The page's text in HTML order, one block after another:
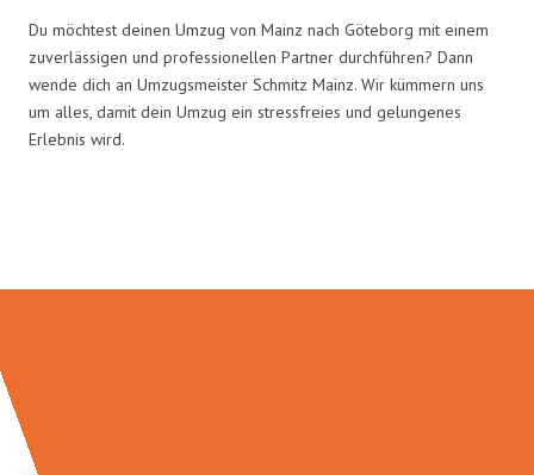
Du möchtest deinen Umzug von Mainz nach Göteborg mit einem
zuverlässigen und professionellen Partner durchführen? Dann
wende dich an Umzugsmeister Schmitz Mainz. Wir kümmern uns
um alles, damit dein Umzug ein stressfreies und gelungenes
Erlebnis wird.